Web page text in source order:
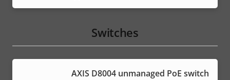
Switches
AXIS ​D8004 unmanaged PoE switch